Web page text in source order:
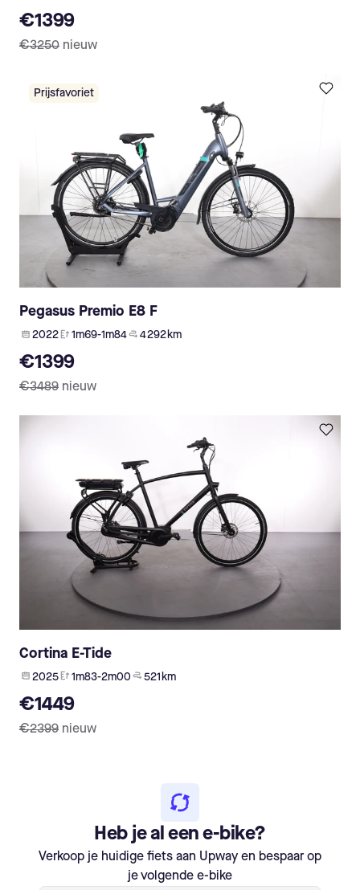
€1399
€3250 nieuw
Prijsfavoriet
Pegasus Premio E8 F
2022 1m69-1m84 4 292 km
€1399
€3489 nieuw
Cortina E-Tide
2025 1m83-2m00 521 km
€1449
€2399 nieuw
Heb je al een e-bike?
Verkoop je huidige fiets aan Upway en bespaar op
je volgende e-bike